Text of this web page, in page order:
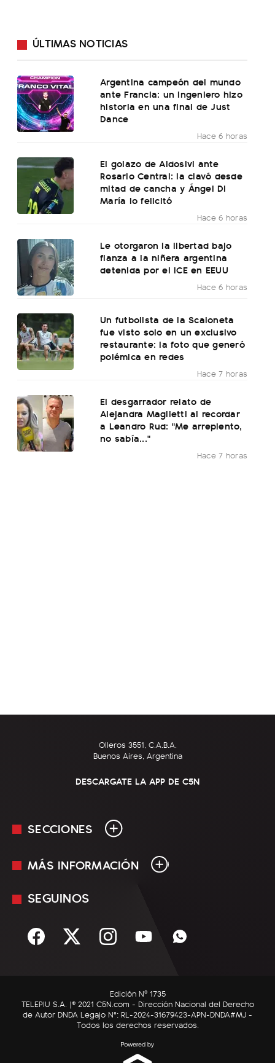
ÚLTIMAS NOTICIAS
Argentina campeón del mundo
ante Francia: un ingeniero hizo
historia en una final de Just
Dance
Hace 6 horas
El golazo de Aldosivi ante
Rosario Central: la clavó desde
mitad de cancha y Ángel Di
María lo felicitó
Hace 6 horas
Le otorgaron la libertad bajo
fianza a la niñera argentina
detenida por el ICE en EEUU
Hace 6 horas
Un futbolista de la Scaloneta
fue visto solo en un exclusivo
restaurante: la foto que generó
polémica en redes
Hace 7 horas
El desgarrador relato de
Alejandra Maglietti al recordar
a Leandro Rud: "Me arrepiento,
no sabía..."
Hace 7 horas
Olleros 3551, C.A.B.A.
Buenos Aires, Argentina
DESCARGATE LA APP DE C5N
SECCIONES
En Vivo
Sociedad
C5N Autos
RatingCero
MÁS INFORMACIÓN
Mediakit
Términos y condiciones
SEGUINOS
Edición Nº 1735
TELEPIU S.A. |© 2021 C5N.com - Dirección Nacional del Derecho
de Autor DNDA Legajo N°: RL-2024-31679423-APN-DNDA#MJ -
Todos los derechos reservados.